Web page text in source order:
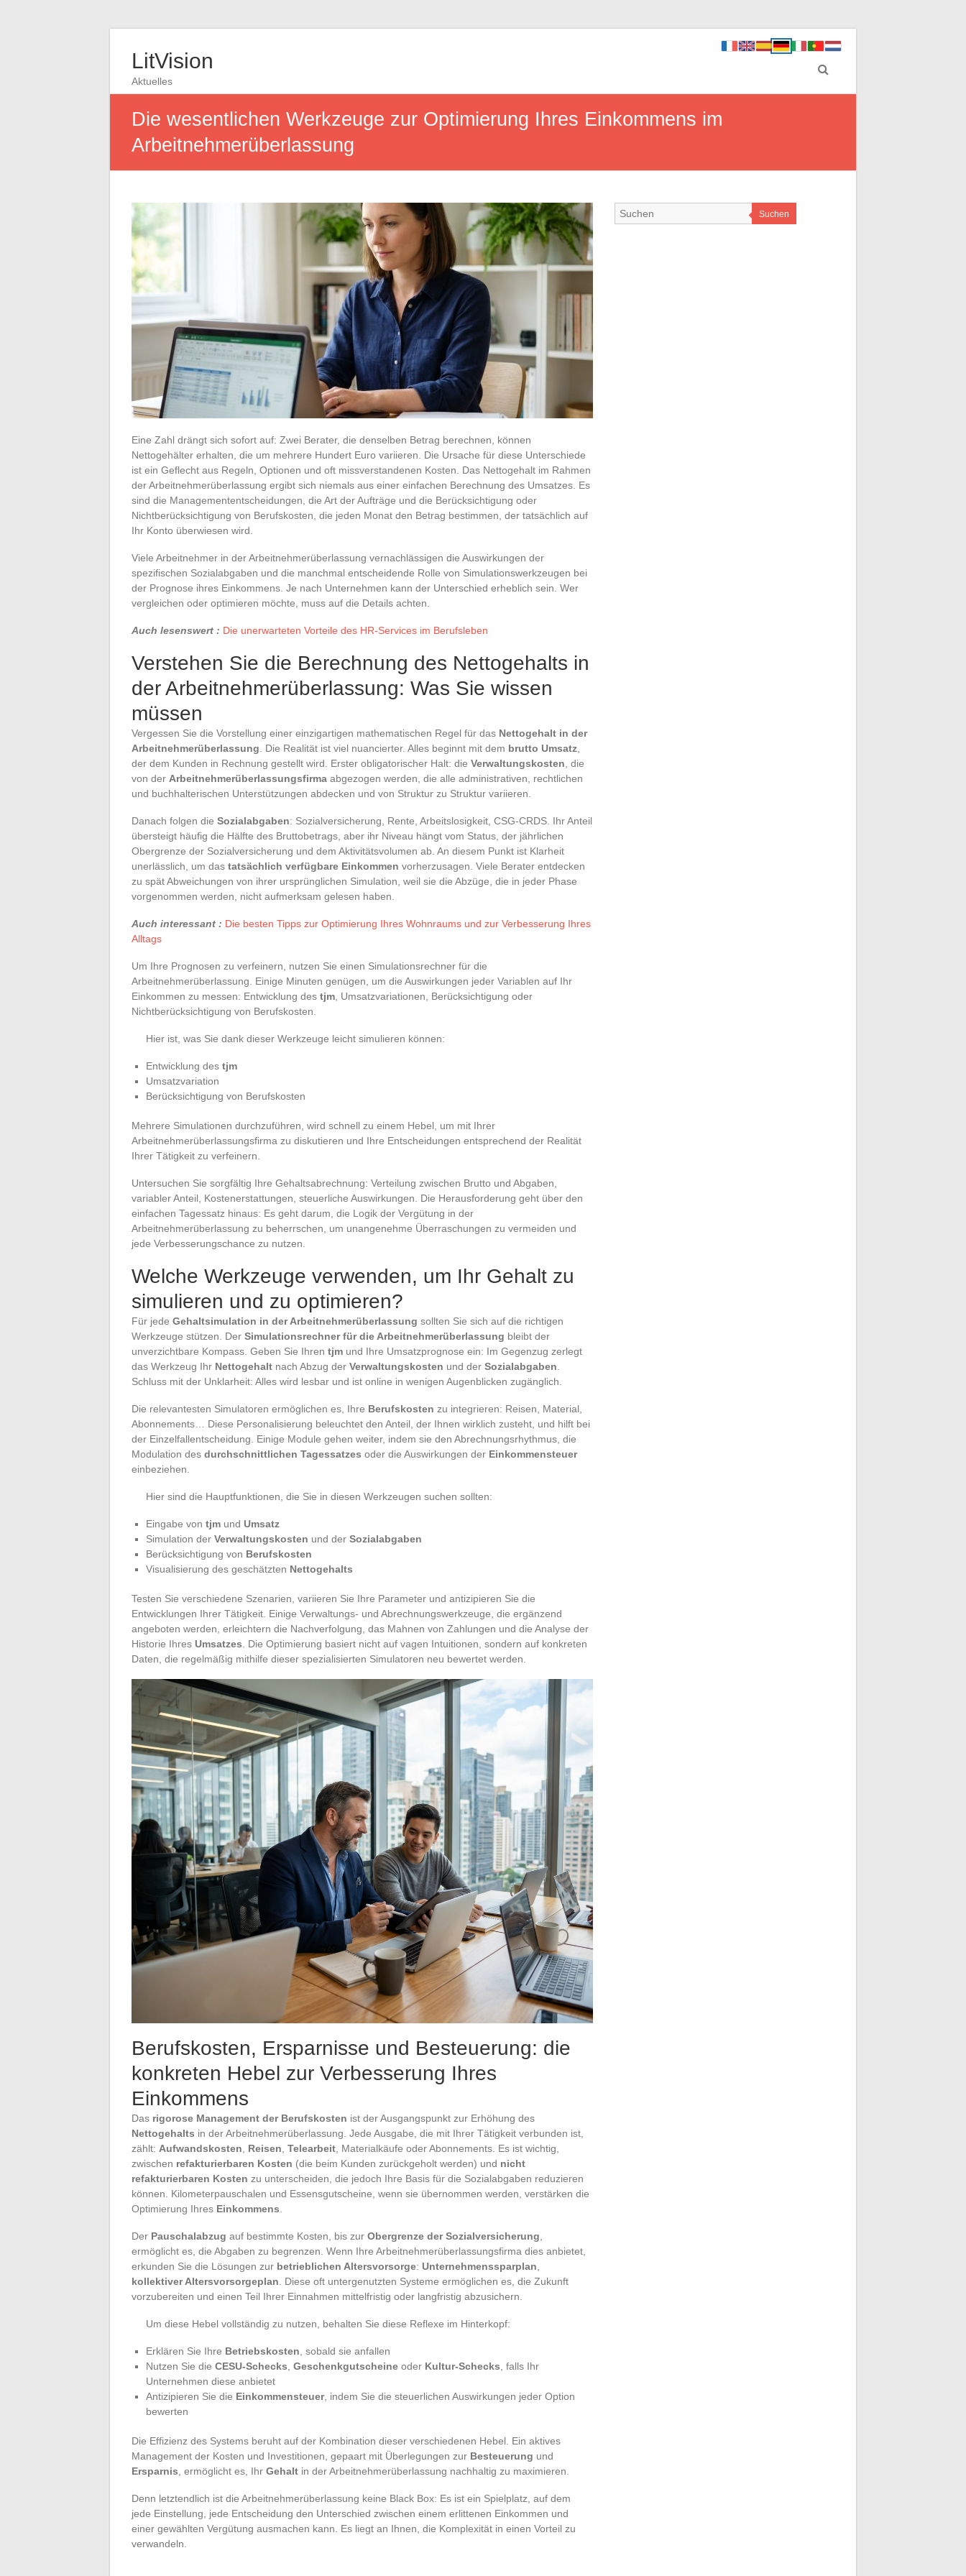
LitVision
Aktuelles
Die wesentlichen Werkzeuge zur Optimierung Ihres Einkommens im
Arbeitnehmerüberlassung
Eine Zahl drängt sich sofort auf: Zwei Berater, die denselben Betrag berechnen, können
Nettogehälter erhalten, die um mehrere Hundert Euro variieren. Die Ursache für diese Unterschiede
ist ein Geflecht aus Regeln, Optionen und oft missverstandenen Kosten. Das Nettogehalt im Rahmen
der Arbeitnehmerüberlassung ergibt sich niemals aus einer einfachen Berechnung des Umsatzes. Es
sind die Managemententscheidungen, die Art der Aufträge und die Berücksichtigung oder
Nichtberücksichtigung von Berufskosten, die jeden Monat den Betrag bestimmen, der tatsächlich auf
Ihr Konto überwiesen wird.
Viele Arbeitnehmer in der Arbeitnehmerüberlassung vernachlässigen die Auswirkungen der
spezifischen Sozialabgaben und die manchmal entscheidende Rolle von Simulationswerkzeugen bei
der Prognose ihres Einkommens. Je nach Unternehmen kann der Unterschied erheblich sein. Wer
vergleichen oder optimieren möchte, muss auf die Details achten.
Auch lesenswert : Die unerwarteten Vorteile des HR-Services im Berufsleben
Verstehen Sie die Berechnung des Nettogehalts in
der Arbeitnehmerüberlassung: Was Sie wissen
müssen
Vergessen Sie die Vorstellung einer einzigartigen mathematischen Regel für das Nettogehalt in der
Arbeitnehmerüberlassung . Die Realität ist viel nuancierter. Alles beginnt mit dem brutto Umsatz
der dem Kunden in Rechnung gestellt wird. Erster obligatorischer Halt: die Verwaltungskosten , die
von der Arbeitnehmerüberlassungsfirma abgezogen werden, die alle administrativen, rechtlichen
und buchhalterischen Unterstützungen abdecken und von Struktur zu Struktur variieren.
Danach folgen die Sozialabgaben: Sozialversicherung, Rente, Arbeitslosigkeit, CSG-CRDS. Ihr Anteil
übersteigt häufig die Hälfte des Bruttobetrags, aber ihr Niveau hängt vom Status, der jährlichen
Obergrenze der Sozialversicherung und dem Aktivitätsvolumen ab. An diesem Punkt ist Klarheit
unerlässlich, um das tatsächlich verfügbare Einkommen vorherzusagen. Viele Berater entdecken
zu spät Abweichungen von ihrer ursprünglichen Simulation, weil sie die Abzüge, die in jeder Phase
vorgenommen werden, nicht aufmerksam gelesen haben.
Auch interessant : Die besten Tipps zur Optimierung Ihres Wohnraums und zur Verbesserung Ihres
Alltags
Um Ihre Prognosen zu verfeinern, nutzen Sie einen Simulationsrechner für die
Arbeitnehmerüberlassung. Einige Minuten genügen, um die Auswirkungen jeder Variablen auf Ihr
Einkommen zu messen: Entwicklung des tjm , Umsatzvariationen, Berücksichtigung oder
Nichtberücksichtigung von Berufskosten.
Hier ist, was Sie dank dieser Werkzeuge leicht simulieren können:
Entwicklung des tjm
Umsatzvariation
Berücksichtigung von Berufskosten
Mehrere Simulationen durchzuführen, wird schnell zu einem Hebel, um mit Ihrer
Arbeitnehmerüberlassungsfirma zu diskutieren und Ihre Entscheidungen entsprechend der Realität
Ihrer Tätigkeit zu verfeinern.
Untersuchen Sie sorgfältig Ihre Gehaltsabrechnung: Verteilung zwischen Brutto und Abgaben,
variabler Anteil, Kostenerstattungen, steuerliche Auswirkungen. Die Herausforderung geht über den
einfachen Tagessatz hinaus: Es geht darum, die Logik der Vergütung in der
Arbeitnehmerüberlassung zu beherrschen, um unangenehme Überraschungen zu vermeiden und
jede Verbesserungschance zu nutzen.
Welche Werkzeuge verwenden, um Ihr Gehalt zu
simulieren und zu optimieren?
Für jede Gehaltsimulation in der Arbeitnehmerüberlassung sollten Sie sich auf die richtigen
Werkzeuge stützen. Der Simulationsrechner für die Arbeitnehmerüberlassung bleibt der
unverzichtbare Kompass. Geben Sie Ihren tjm und Ihre Umsatzprognose ein: Im Gegenzug zerlegt
das Werkzeug Ihr Nettogehalt nach Abzug der Verwaltungskosten und der Sozialabgaben
Schluss mit der Unklarheit: Alles wird lesbar und ist online in wenigen Augenblicken zugänglich.
Die relevantesten Simulatoren ermöglichen es, Ihre Berufskosten zu integrieren: Reisen, Material,
Abonnements… Diese Personalisierung beleuchtet den Anteil, der Ihnen wirklich zusteht, und hilft bei
der Einzelfallentscheidung. Einige Module gehen weiter, indem sie den Abrechnungsrhythmus, die
Modulation des durchschnittlichen Tagessatzes oder die Auswirkungen der Einkommensteuer
einbeziehen.
Hier sind die Hauptfunktionen, die Sie in diesen Werkzeugen suchen sollten:
Eingabe von tjm und Umsatz
Simulation der Verwaltungskosten und der Sozialabgaben
Berücksichtigung von Berufskosten
Visualisierung des geschätzten Nettogehalts
Testen Sie verschiedene Szenarien, variieren Sie Ihre Parameter und antizipieren Sie die
Entwicklungen Ihrer Tätigkeit. Einige Verwaltungs- und Abrechnungswerkzeuge, die ergänzend
angeboten werden, erleichtern die Nachverfolgung, das Mahnen von Zahlungen und die Analyse der
Historie Ihres Umsatzes . Die Optimierung basiert nicht auf vagen Intuitionen, sondern auf konkreten
Daten, die regelmäßig mithilfe dieser spezialisierten Simulatoren neu bewertet werden.
Berufskosten, Ersparnisse und Besteuerung: die
konkreten Hebel zur Verbesserung Ihres
Einkommens
Das rigorose Management der Berufskosten ist der Ausgangspunkt zur Erhöhung des
Nettogehalts in der Arbeitnehmerüberlassung. Jede Ausgabe, die mit Ihrer Tätigkeit verbunden ist,
zählt: Aufwandskosten, Reisen, Telearbeit, Materialkäufe oder Abonnements. Es ist wichtig,
zwischen refakturierbaren Kosten (die beim Kunden zurückgeholt werden) und nicht
refakturierbaren Kosten zu unterscheiden, die jedoch Ihre Basis für die Sozialabgaben reduzieren
können. Kilometerpauschalen und Essensgutscheine, wenn sie übernommen werden, verstärken die
Optimierung Ihres Einkommens.
Der Pauschalabzug auf bestimmte Kosten, bis zur Obergrenze der Sozialversicherung,
ermöglicht es, die Abgaben zu begrenzen. Wenn Ihre Arbeitnehmerüberlassungsfirma dies anbietet,
erkunden Sie die Lösungen zur betrieblichen Altersvorsorge: Unternehmenssparplan,
kollektiver Altersvorsorgeplan. Diese oft untergenutzten Systeme ermöglichen es, die Zukunft
vorzubereiten und einen Teil Ihrer Einnahmen mittelfristig oder langfristig abzusichern.
Um diese Hebel vollständig zu nutzen, behalten Sie diese Reflexe im Hinterkopf:
Erklären Sie Ihre Betriebskosten, sobald sie anfallen
Nutzen Sie die CESU-Schecks, Geschenkgutscheine oder Kultur-Schecks, falls Ihr
Unternehmen diese anbietet
Antizipieren Sie die Einkommensteuer, indem Sie die steuerlichen Auswirkungen jeder Option
bewerten
Die Effizienz des Systems beruht auf der Kombination dieser verschiedenen Hebel. Ein aktives
Management der Kosten und Investitionen, gepaart mit Überlegungen zur Besteuerung und
Ersparnis, ermöglicht es, Ihr Gehalt in der Arbeitnehmerüberlassung nachhaltig zu maximieren.
Denn letztendlich ist die Arbeitnehmerüberlassung keine Black Box: Es ist ein Spielplatz, auf dem
jede Einstellung, jede Entscheidung den Unterschied zwischen einem erlittenen Einkommen und
einer gewählten Vergütung ausmachen kann. Es liegt an Ihnen, die Komplexität in einen Vorteil zu
verwandeln.
Suchen